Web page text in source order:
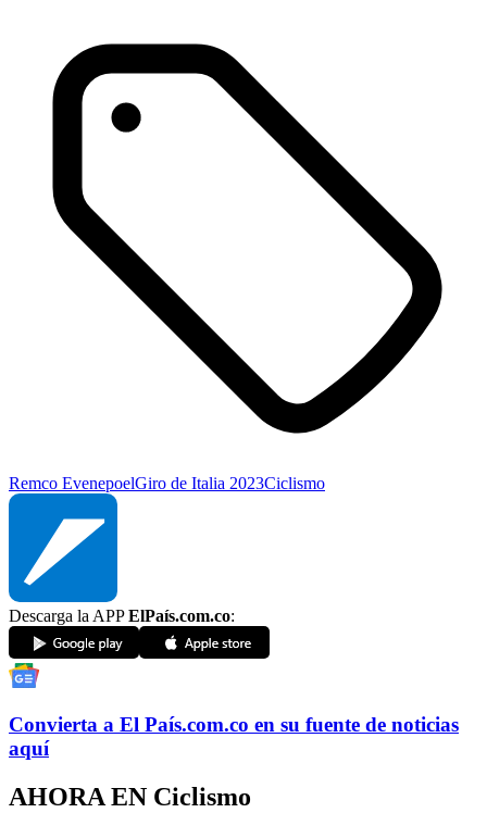
Remco EvenepoelGiro de Italia 2023Ciclismo
Descarga la APPElPaís.com.co:
Convierta a El País.com.co en su fuente de noticias
aquí
AHORA EN Ciclismo